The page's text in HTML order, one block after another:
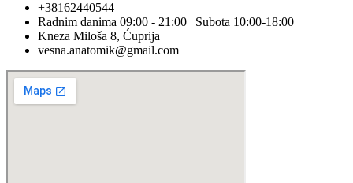
+38162440544
Radnim danima 09:00 - 21:00 | Subota 10:00-18:00
Kneza Miloša 8, Ćuprija
vesna.anatomik@gmail.com​